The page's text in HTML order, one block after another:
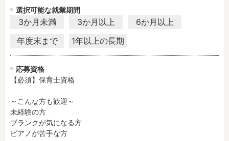
選択可能な就業期間
3か月未満 3か月以上
6か月以上
年度末まで
1年以上の長期
応募資格
【必須】保育士資格
～こんな方も歓迎～
未経験の方
ブランクが気になる方
ピアノが苦手な方